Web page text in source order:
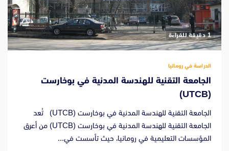
‫1 دقيقة للقراءة
الدراسة في رومانيا
الجامعة التقنية للهندسة المدنية في بوخارست
(UTCB)
الجامعة التقنية للهندسة المدنية في بوخارست (UTCB) تُعد
الجامعة التقنية للهندسة المدنية في بوخارست (UTCB) من أعرق
المؤسسات التعليمية في رومانيا، حيث تأسست في...